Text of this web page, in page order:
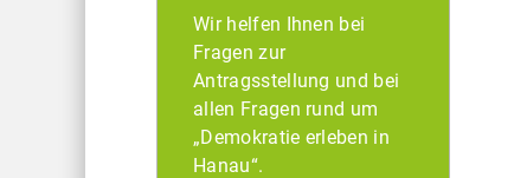
Wir helfen Ihnen bei
Fragen zur
Antragsstellung und bei
allen Fragen rund um
„Demokratie erleben in
Hanau“.